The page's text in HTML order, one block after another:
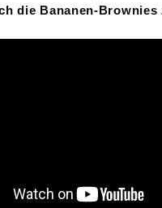
die Bananen-Brownies